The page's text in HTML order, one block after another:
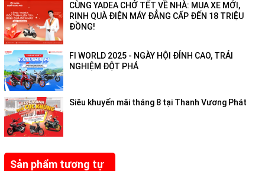
CÙNG YADEA CHỞ TẾT VỀ NHÀ: MUA XE MỚI,
RINH QUÀ ĐIỆN MÁY ĐẲNG CẤP ĐẾN 18 TRIỆU
ĐỒNG!
FI WORLD 2025 - NGÀY HỘI ĐỈNH CAO, TRẢI
NGHIỆM ĐỘT PHÁ
Siêu khuyến mãi tháng 8 tại Thanh Vương Phát
Sản phẩm tương tự